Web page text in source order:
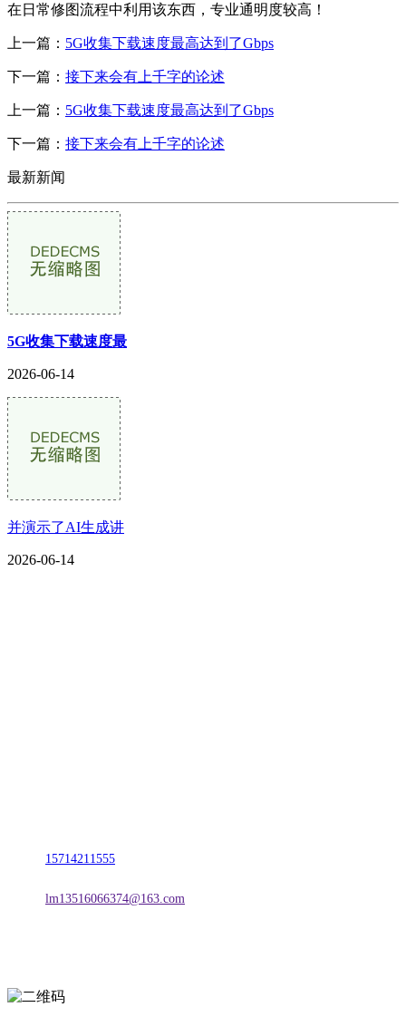
在日常修图流程中利用该东西，专业通明度较高！
上一篇： 5G收集下载速度最高达到了Gbps
下一篇： 接下来会有上千字的论述
上一篇： 5G收集下载速度最高达到了Gbps
下一篇： 接下来会有上千字的论述
最新新闻
5G收集下载速度最
2026-06-14
并演示了AI生成讲
2026-06-14
15714211555
lm13516066374@163.com